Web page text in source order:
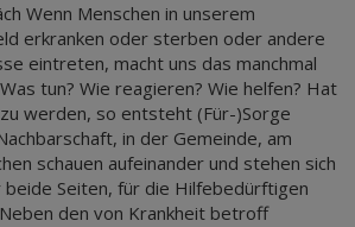
Wenn Menschen in unserem
erkranken oder sterben oder andere
eintreten, macht uns das manchmal
tun? Wie reagieren? Wie helfen? Hat
werden, so entsteht (Für-)Sorge
in der Gemeinde, am
schauen aufeinander und stehen sich
beide Seiten, für die Hilfebedürftigen
den von Krankheit betroff